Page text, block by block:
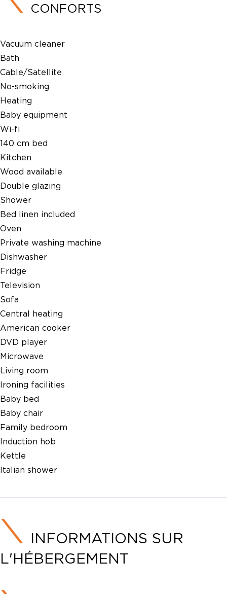
CONFORTS
Vacuum cleaner
Bath
Cable/Satellite
No-smoking
Heating
Baby equipment
Wi-fi
140 cm bed
Kitchen
Wood available
Double glazing
Shower
Bed linen included
Oven
Private washing machine
Dishwasher
Fridge
Television
Sofa
Central heating
American cooker
DVD player
Microwave
Living room
Ironing facilities
Baby bed
Baby chair
Family bedroom
Induction hob
Kettle
Italian shower
INFORMATIONS SUR
L'HÉBERGEMENT